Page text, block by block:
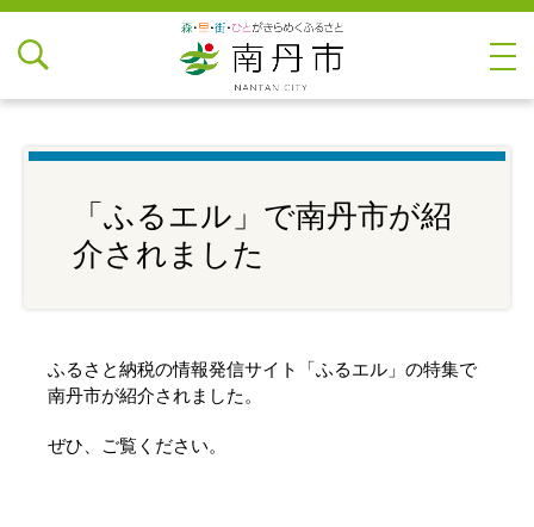
「ふるエル」で南丹市が紹
介されました
ふるさと納税の情報発信サイト「ふるエル」の特集で
南丹市が紹介されました。
ぜひ、ご覧ください。